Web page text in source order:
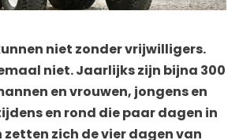
niet zonder vrijwilligers.
niet. Jaarlijks zijn bijna 300
en vrouwen, jongens en
en rond die paar dagen in
zetten zich de vier dagen van